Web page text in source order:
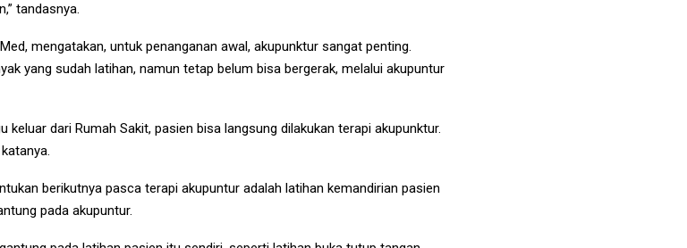
tandasnya.
mengatakan, untuk penanganan awal, akupunktur sangat penting.
yang sudah latihan, namun tetap belum bisa bergerak, melalui akupuntur
keluar dari Rumah Sakit, pasien bisa langsung dilakukan terapi akupunktur.
berikutnya pasca terapi akupuntur adalah latihan kemandirian pasien
pada akupuntur.